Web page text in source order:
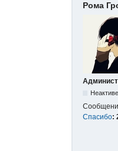
Рома
Спасибо: